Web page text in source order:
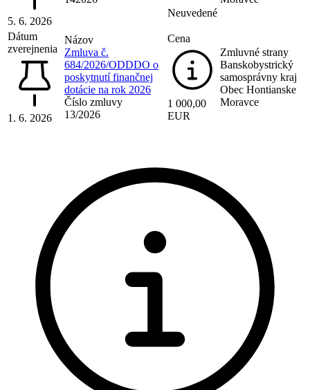
5. 6. 2026
Neuvedené
Dátum
zverejnenia
1. 6. 2026
Názov
Zmluva č.
684/2026/ODDDO o
poskytnutí finančnej
dotácie na rok 2026
Číslo zmluvy
13/2026
Cena
1 000,00
EUR
Zmluvné strany
Banskobystrický
samosprávny kraj
Obec Hontianske
Moravce